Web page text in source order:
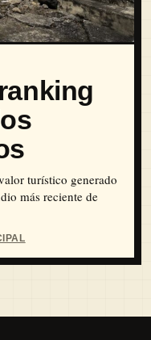
turístico generado
más reciente de